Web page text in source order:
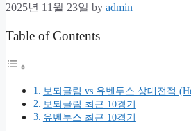
2025년 11월 23일 by admin
Table of Contents
보되글림 vs 유벤투스 상대전적
보되글림 최근 10경기
유벤투스 최근 10경기